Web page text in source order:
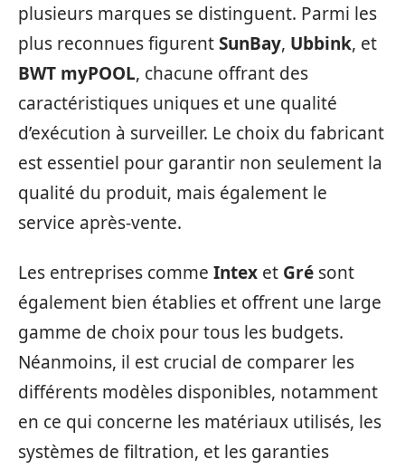
plusieurs marques se distinguent. Parmi les
plus reconnues figurentSunBay, Ubbink, et
BWT myPOOL, chacune offrant des
caractéristiques uniques et une qualité
d’exécution à surveiller. Le choix du fabricant
est essentiel pour garantir non seulement la
qualité du produit, mais également le
service après-vente.
Les entreprises comme Intex et Gré sont
également bien établies et offrent une large
gamme de choix pour tous les budgets.
Néanmoins, il est crucial de comparer les
différents modèles disponibles, notamment
en ce qui concerne les matériaux utilisés, les
systèmes de filtration, et les garanties